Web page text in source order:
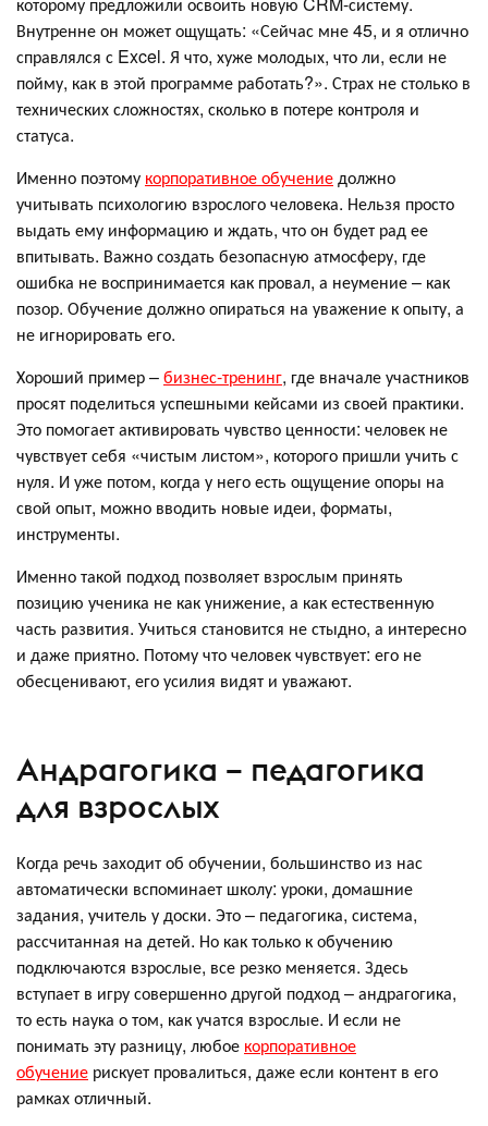
Внутренне он может ощущать: «Сейчас мне 45, и я отлично
справлялся с Excel. Я что, хуже молодых, что ли, если не
пойму, как в этой программе работать?». Страх не столько в
технических сложностях, сколько в потере контроля и
статуса.
Именно поэтому корпоративное обучениедолжно
учитывать психологию взрослого человека. Нельзя просто
выдать ему информацию и ждать, что он будет рад ее
впитывать. Важно создать безопасную атмосферу, где
ошибка не воспринимается как провал, а неумение – как
позор. Обучение должно опираться на уважение к опыту, а
не игнорировать его.
Хороший пример –бизнес-тренинг, где вначале участников
просят поделиться успешными кейсами из своей практики.
Это помогает активировать чувство ценности: человек не
чувствует себя «чистым листом», которого пришли учить с
нуля. И уже потом, когда у него есть ощущение опоры на
свой опыт, можно вводить новые идеи, форматы,
инструменты.
Именно такой подход позволяет взрослым принять
позицию ученика не как унижение, а как естественную
часть развития. Учиться становится не стыдно, а интересно
и даже приятно. Потому что человек чувствует: его не
обесценивают, его усилия видят и уважают.
Андрагогика – педагогика
для взрослых
Когда речь заходит об обучении, большинство из нас
автоматически вспоминает школу: уроки, домашние
задания, учитель у доски. Это – педагогика, система,
рассчитанная на детей. Но как только к обучению
подключаются взрослые, все резко меняется. Здесь
вступает в игру совершенно другой подход – андрагогика,
то есть наука о том, как учатся взрослые. И если не
понимать эту разницу, любое корпоративное
обучение рискует провалиться, даже если контент в его
рамках отличный.